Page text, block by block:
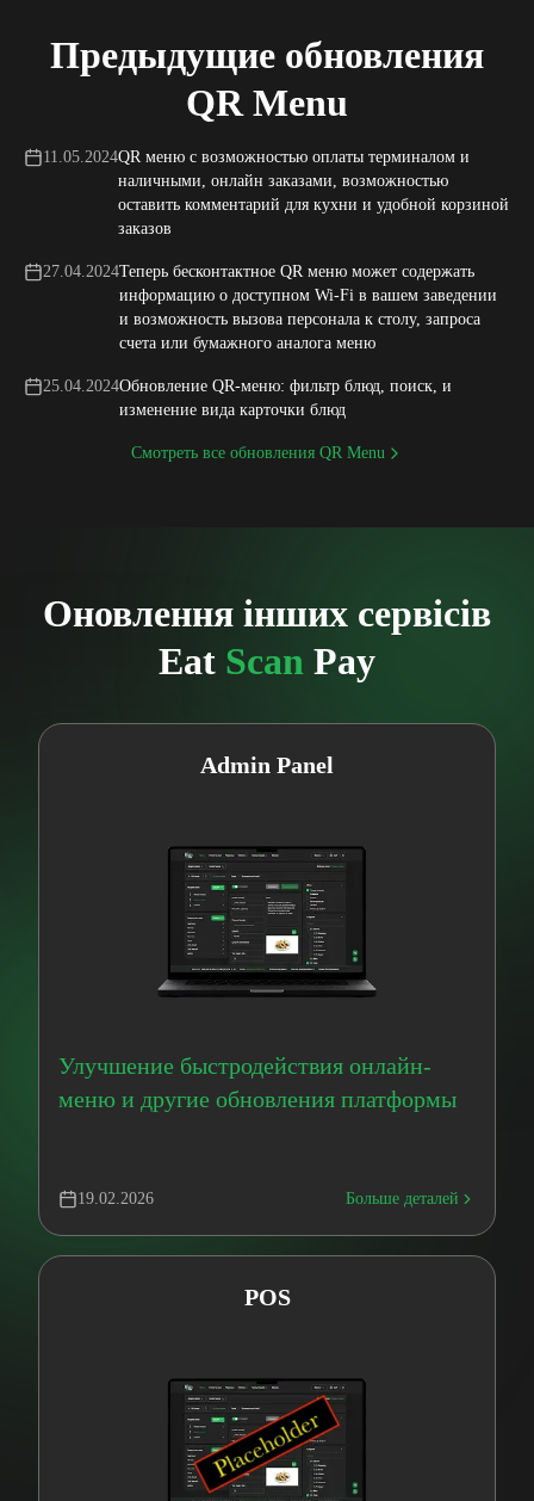
Предыдущие обновления
QR Menu
11.05.2024QR меню с возможностью оплаты терминалом и
наличными, онлайн заказами, возможностью
оставить комментарий для кухни и удобной корзиной
заказов
27.04.2024Теперь бесконтактное QR меню может содержать
информацию о доступном Wi-Fi в вашем заведении
и возможность вызова персонала к столу, запроса
счета или бумажного аналога меню
25.04.2024Обновление QR-меню: фильтр блюд, поиск, и
изменение вида карточки блюд
Смотреть все обновления QR Menu
Оновлення інших сервісів
Eat Scan Pay
Admin Panel
Улучшение быстродействия онлайн-
меню и другие обновления платформы
19.02.2026 Больше деталей
POS